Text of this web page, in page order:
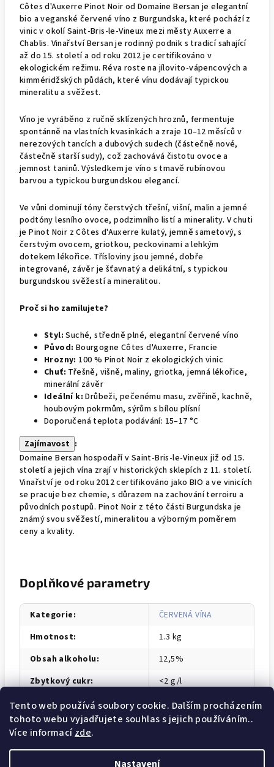
Tento web používá soubory cookie. Dalším procházením
tohoto webu vyjadřujete souhlas s jejich používáním..
Více informacízde.
Nastavení
Côtes d'Auxerre Pinot Noir od Domaine Bersan je elegantní
bio a veganské červené víno z Burgundska, které pochází z
vinic v okolí Saint-Bris-le-Vineux mezi městy Auxerre a
Chablis. Vinařství Bersan je rodinný podnik s tradicí sahající
až do 15. století a od roku 2012 je certifikováno v
ekologickém režimu. Réva roste na jílovito-vápencových a
kimméridžských půdách, které vínu dodávají typickou
mineralitu a svěžest.
Víno je vyráběno z ručně sklízených hroznů, fermentuje
spontánně na vlastních kvasinkách a zraje 10–12 měsíců v
nerezových tancích a dubových sudech (částečně nové,
částečně starší sudy), což zachovává čistotu ovoce a
jemnost taninů. Výsledkem je víno s tmavě rubínovou
barvou a typickou burgundskou elegancí.
Ve vůni dominují tóny čerstvých třešní, višní, malin a jemné
podtóny lesního ovoce, podzimního listí a minerality. V chuti
je Pinot Noir z Côtes d'Auxerre kulatý, jemně sametový, s
čerstvým ovocem, griotkou, peckovinami a lehkým
dotekem lékořice. Třísloviny jsou jemné, dobře
integrované, závěr je šťavnatý a delikátní, s typickou
burgundskou svěžestí a mineralitou.
Proč si ho zamilujete?
Styl: Suché, středně plné, elegantní červené víno
Původ: Bourgogne Côtes d'Auxerre, Francie
Hrozny: 100 % Pinot Noir z ekologických vinic
Chuť: Třešně, višně, maliny, griotka, jemná lékořice,
minerální závěr
Ideální k: Drůbeži, pečenému masu, zvěřině, kachně,
houbovým pokrmům, sýrům s bílou plísní
Doporučená teplota podávání: 15–17 °C
Zajímavost :
Domaine Bersan hospodaří v Saint-Bris-le-Vineux již od 15.
století a jejich vína zrají v historických sklepích z 11. století.
Vinařství je od roku 2012 certifikováno jako BIO a ve vinicích
se pracuje bez chemie, s důrazem na zachování terroiru a
původních postupů. Pinot Noir z této části Burgundska je
známý svou svěžestí, mineralitou a výborným poměrem
ceny a kvality.
Doplňkové parametry
Kategorie:
ČERVENÁ VÍNA
Hmotnost:
1.3 kg
Obsah alkoholu:
12,5%
Zbytkový cukr: <2 g/l
Facebook Instagram Obchodní podmínky